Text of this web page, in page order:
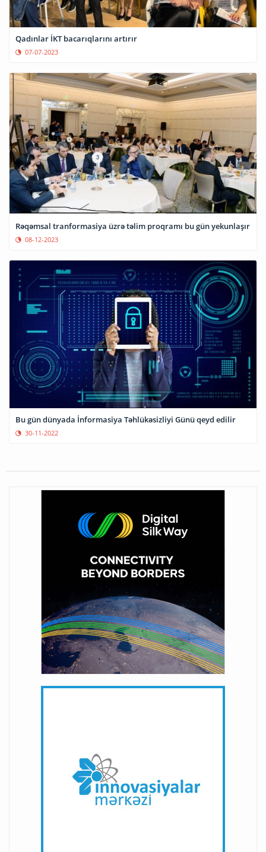
Qadınlar İKT bacarıqlarını artırır
07-07-2023
Rəqəmsal tranformasiya üzrə təlim proqramı bu gün yekunlaşır
08-12-2023
Bu gün dünyada İnformasiya Təhlükəsizliyi Günü qeyd edilir
30-11-2022